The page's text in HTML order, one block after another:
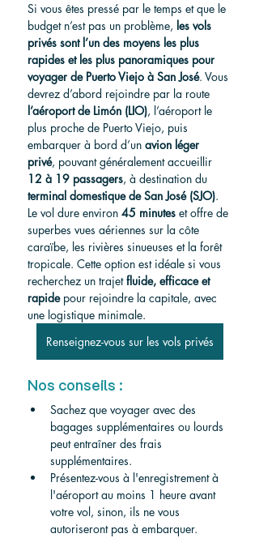
Si vous êtes pressé par le temps et que le
budget n’est pas un problème, les vols
privés sont l’un des moyens les plus
rapides et les plus panoramiques pour
voyager de Puerto Viejo à San José. Vous
devrez d’abord rejoindre par la route
l’aéroport de Limón (LIO), l’aéroport le
plus proche de Puerto Viejo, puis
embarquer à bord d’un avion léger
privé, pouvant généralement accueillir
12 à 19 passagers, à destination du
terminal domestique de San José (SJO).
Le vol dure environ 45 minutes et offre de
superbes vues aériennes sur la côte
caraïbe, les rivières sinueuses et la forêt
tropicale. Cette option est idéale si vous
recherchez un trajet fluide, efficace et
rapide pour rejoindre la capitale, avec
une logistique minimale.
Renseignez-vous sur les vols privés
Nos conseils :
Sachez que voyager avec des
bagages supplémentaires ou lourds
peut entraîner des frais
supplémentaires.
Présentez-vous à l'enregistrement à
l'aéroport au moins 1 heure avant
votre vol, sinon, ils ne vous
autoriseront pas à embarquer.